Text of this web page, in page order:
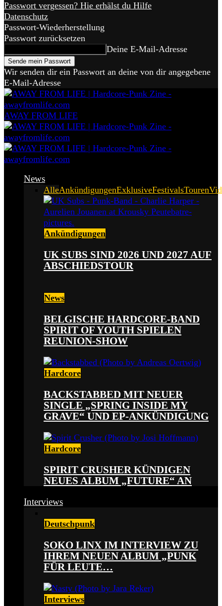
Passwort vergessen? Hie erhälst du Hilfe
Datenschutz
Passwort-Wiederherstellung
Passwort zurücksetzen
Deine E-Mail-Adresse
Wir senden dir ein Passwort an deine von dir angegebene
E-Mail-Adresse
AWAY FROM LIFE
News
AlleAnkündigungenExklusiveFestivalsTouren
Ankündigungen
UK SUBS SIND 2026 UND 2027 AUF
ABSCHIEDSTOUR
News
BELGISCHE HARDCORE-BAND
SPIRIT OF YOUTH SPIELEN
REUNION-SHOW
Hardcore
BACKSTABBED MIT NEUER
SINGLE „SPRING INSIDE MY
GRAVE“ UND EP-ANKÜNDIGUNG
Hardcore
SPIRIT CRUSHER KÜNDIGEN
NEUES ALBUM „FUTURE“ AN
Interviews
Deutschpunk
SOKO LINX IM INTERVIEW ZU
IHREM NEUEN ALBUM „PUNK
FÜR LEUTE…
Interviews